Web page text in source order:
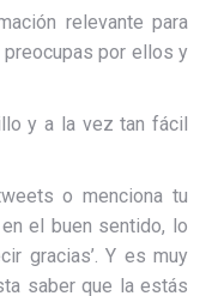
relevante para
por ellos y
y a la vez tan fácil
o menciona tu
el buen sentido, lo
gracias’. Y es muy
saber que la estás